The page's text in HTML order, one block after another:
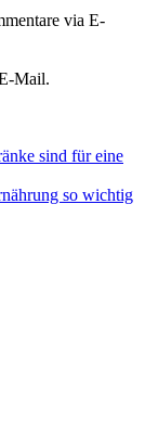
via E-
Mail.
sind für eine
so wichtig